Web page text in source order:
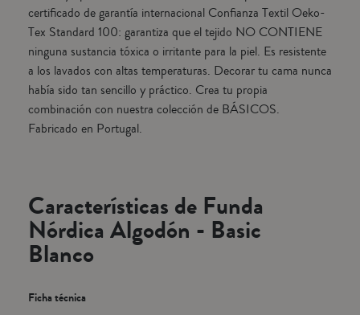
certificado de garantía internacional Confianza Textil Oeko-
Tex Standard 100: garantiza que el tejido NO CONTIENE
ninguna sustancia tóxica o irritante para la piel. Es resistente
a los lavados con altas temperaturas. Decorar tu cama nunca
había sido tan sencillo y práctico. Crea tu propia
combinación con nuestra colección de BÁSICOS.
Fabricado en Portugal.
Características de Funda
Nórdica Algodón - Basic
Blanco
Ficha técnica